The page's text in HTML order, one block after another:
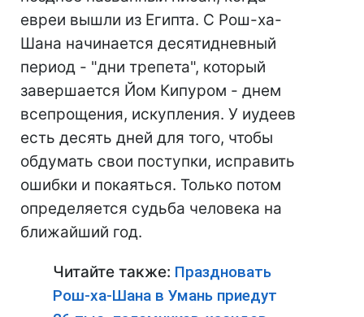
евреи вышли из Египта. С Рош-ха-
Шана начинается десятидневный
период - "дни трепета", который
завершается Йом Кипуром - днем ​​
всепрощения, искупления. У иудеев
есть десять дней для того, чтобы
обдумать свои поступки, исправить
ошибки и покаяться. Только потом
определяется судьба человека на
ближайший год.
Читайте также: Праздновать
Рош-ха-Шана в Умань приедут